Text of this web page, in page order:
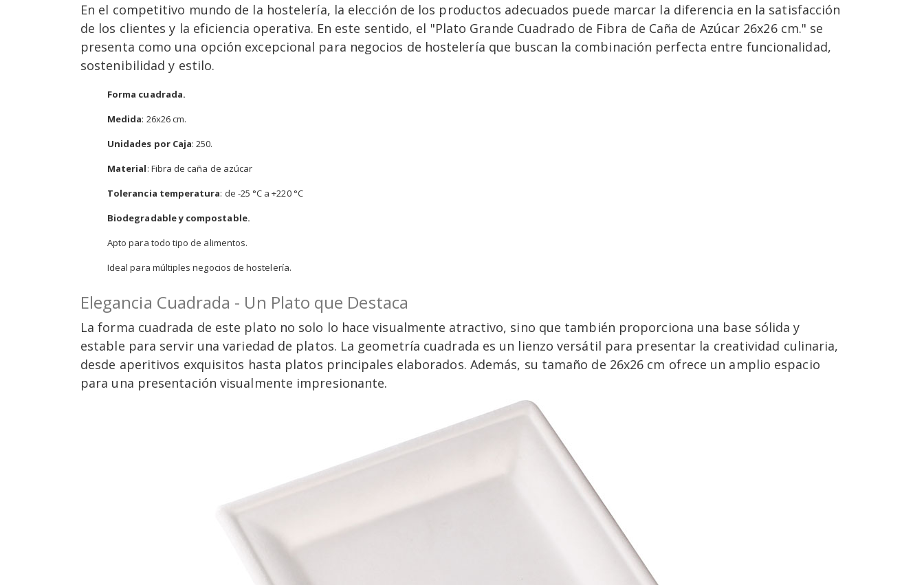
En el competitivo mundo de la hostelería, la elección de los productos adecuados puede marcar la diferencia en la satisfacción
de los clientes y la eficiencia operativa. En este sentido, el "Plato Grande Cuadrado de Fibra de Caña de Azúcar 26x26 cm." se
presenta como una opción excepcional para negocios de hostelería que buscan la combinación perfecta entre funcionalidad,
sostenibilidad y estilo.
Forma cuadrada.
Medida: 26x26 cm.
Unidades por Caja: 250.
Material: Fibra de caña de azúcar
Tolerancia temperatura: de -25 °C a +220 °C
Biodegradable y compostable.
Apto para todo tipo de alimentos.
Ideal para múltiples negocios de hostelería.
Elegancia Cuadrada - Un Plato que Destaca
La forma cuadrada de este plato no solo lo hace visualmente atractivo, sino que también proporciona una base sólida y
estable para servir una variedad de platos. La geometría cuadrada es un lienzo versátil para presentar la creatividad culinaria,
desde aperitivos exquisitos hasta platos principales elaborados. Además, su tamaño de 26x26 cm ofrece un amplio espacio
para una presentación visualmente impresionante.